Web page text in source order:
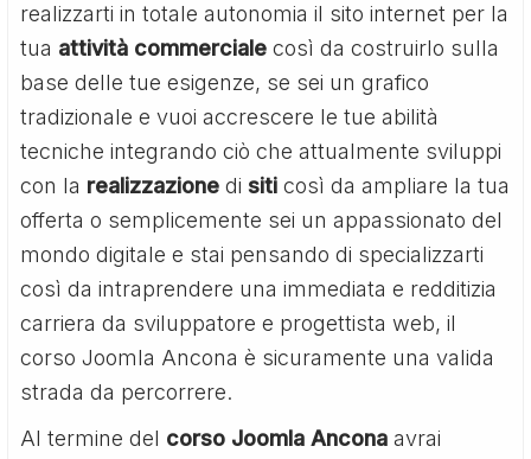
realizzarti in totale autonomia il sito internet per la
tua attività commerciale così da costruirlo sulla
base delle tue esigenze, se sei un grafico
tradizionale e vuoi accrescere le tue abilità
tecniche integrando ciò che attualmente sviluppi
con la realizzazione disiti così da ampliare la tua
offerta o semplicemente sei un appassionato del
mondo digitale e stai pensando di specializzarti
così da intraprendere una immediata e redditizia
carriera da sviluppatore e progettista web, il
corso Joomla Ancona è sicuramente una valida
strada da percorrere.
Al termine del corso Joomla Ancona avrai